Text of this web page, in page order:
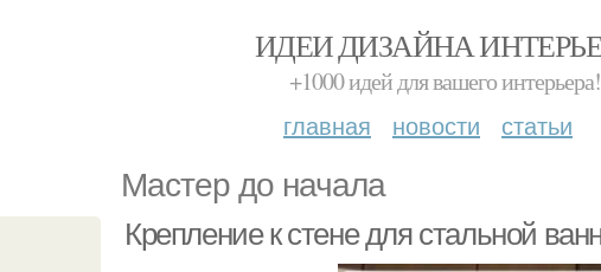
ИДЕИ ДИЗАЙНА
+1000 идей для вашего интерьера!
главная новости статьи
Мастер до начала
Крепление к стене для стальной